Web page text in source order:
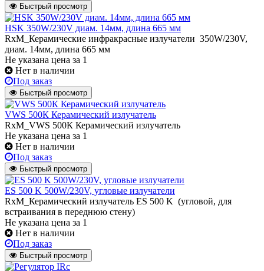
Быстрый просмотр
HSK 350W/230V диам. 14мм, длина 665 мм
RxM_Керамические инфракрасные излучатели 350W/230V,
диам. 14мм, длина 665 мм
Не указана цена за 1
Нет в наличии
Под заказ
Быстрый просмотр
VWS 500К Керамический излучатель
RxM_VWS 500К Керамический излучатель
Не указана цена за 1
Нет в наличии
Под заказ
Быстрый просмотр
ES 500 K 500W/230V, угловые излучатели
RxM_Керамический излучатель ES 500 K (угловой, для
встраивания в переднюю стену)
Не указана цена за 1
Нет в наличии
Под заказ
Быстрый просмотр